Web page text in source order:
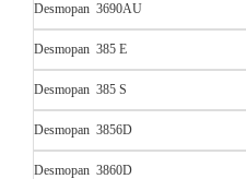
Desmopan 3690AU
Desmopan 385 E
Desmopan 385 S
Desmopan 3856D
Desmopan 3860D